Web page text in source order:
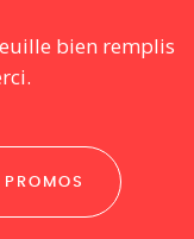
bien remplis